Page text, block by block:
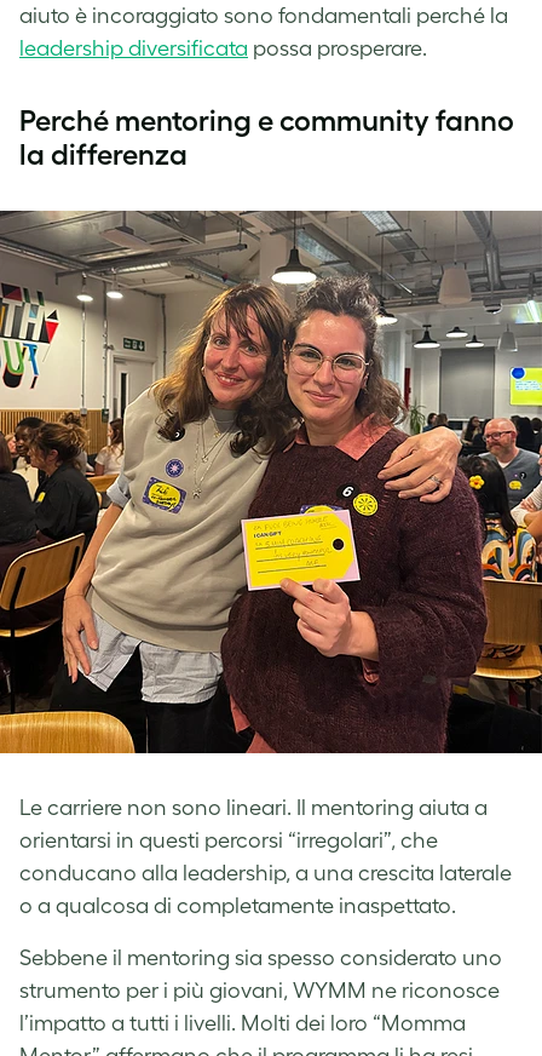
aiuto è incoraggiato sono fondamentali perché la
leadership diversificata possa prosperare.
Perché mentoring e community fanno
la differenza
Le carriere non sono lineari. Il mentoring aiuta a
orientarsi in questi percorsi “irregolari”, che
conducano alla leadership, a una crescita laterale
o a qualcosa di completamente inaspettato.
Sebbene il mentoring sia spesso considerato uno
strumento per i più giovani, WYMM ne riconosce
l’impatto a tutti i livelli. Molti dei loro “Momma